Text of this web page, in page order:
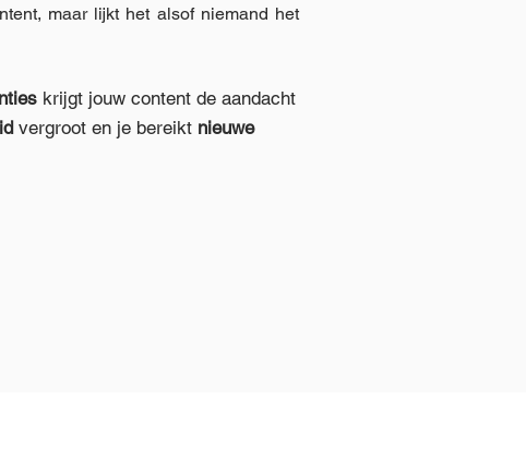
maar lijkt het alsof niemand het
krijgt jouw content de aandacht
vergroot en je bereikt nieuwe